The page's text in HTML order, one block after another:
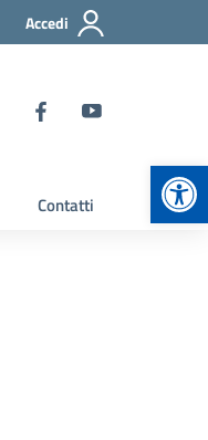
Accedi
Contatti